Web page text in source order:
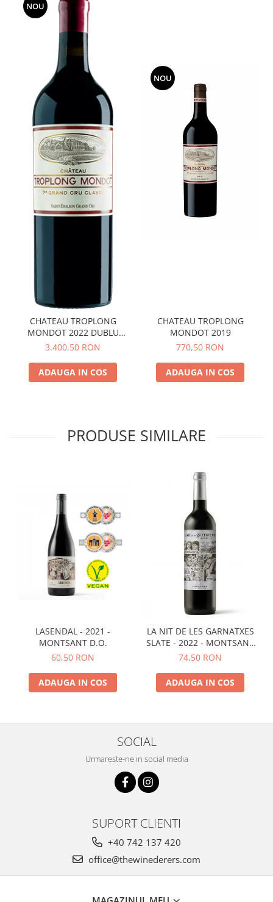
NOU
CHATEAU TROPLONG
MONDOT 2022 DUBLU
MAGNUM 3 LITRI
3.400,50 RON
ADAUGA IN COS
NOU
CHATEAU TROPLONG
MONDOT 2019
770,50 RON
ADAUGA IN COS
PRODUSE SIMILARE
LASENDAL - 2021 -
MONTSANT D.O.
60,50 RON
ADAUGA IN COS
LA NIT DE LES GARNATXES
SLATE - 2022 - MONTSANT
D.O.
74,50 RON
ADAUGA IN COS
SOCIAL
Urmareste-ne in social media
SUPORT CLIENTI
+40 742 137 420
office@thewinederers.com